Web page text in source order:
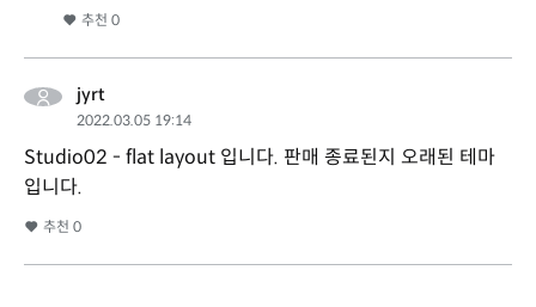
추천 0
jyrt
2022.03.05 19:14
Studio02 - flat layout 입니다. 판매 종료된지 오래된 테마
입니다.
추천 0